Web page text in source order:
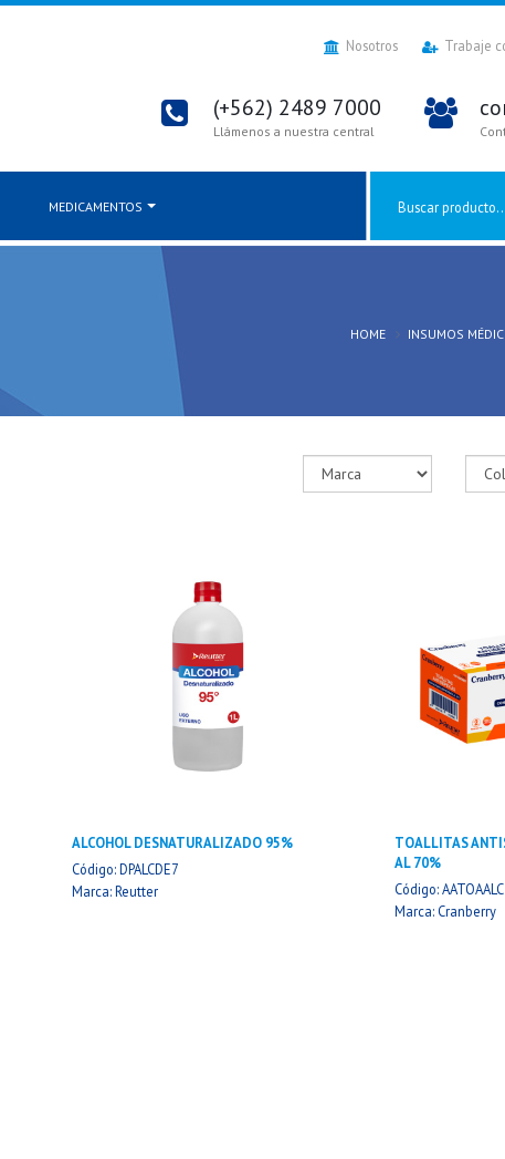
Nosotros Trabaje
(+562) 2489 7000
Llámenos a nuestra central
MEDICAMENTOS
HOME INSUMOS
ALCOHOL DESNATURALIZADO 95%
Código: DPALCDE7
Marca: Reutter
TOALLITAS
AL 70%
Código: AATOAALC
Marca: Cranberry